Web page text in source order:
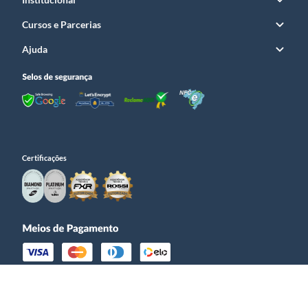
os de alta capacidade para competições. O material também é importante:
polímeros reforçados oferecem leveza e resistência à corrosão, enquanto o
vigente para a capacidade permitida em seu estado ou para sua finalidade.
Para cápsulas, atente-se ao material (latão, aço) e à condição (novas ou
recarga e ao tipo de pólvora e projétil.
Verifique a procedência e a conformidade legal
investimento, mas também garante que você esteja em total conformidade
com as regulamentações do exército brasileiro, com suporte completo para a
documentação necessária, desmistificando a burocracia.
Perguntas frequentes (FAQ) sobre magazines,
preparou uma seção de perguntas frequentes sobre magazines, carregadores
e cápsulas, sempre com foco em segurança, legalidade e a melhor
experiência de compra:
Cursos e Parcerias
Ajuda
Certificações